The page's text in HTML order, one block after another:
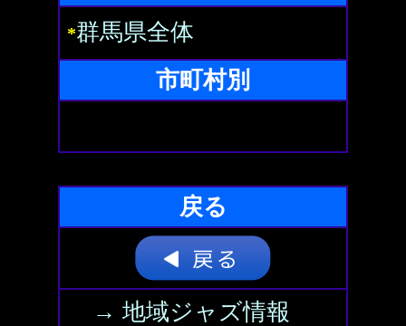
*群馬県全体
市町村別
戻る
→ 地域ジャズ情報